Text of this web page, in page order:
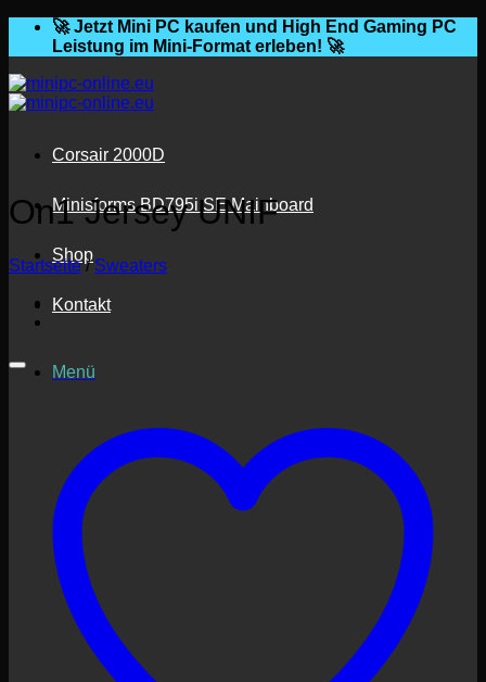
Zum
🚀 Jetzt Mini PC kaufen und High End Gaming PC
Leistung im Mini-Format erleben! 🚀
Corsair 2000D
Minisforms BD795i SE Mainboard
Shop
Kontakt
Menü
On1 Jersey UNIF
Startseite / Sweaters